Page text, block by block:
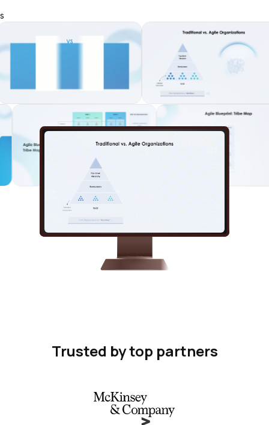
s
Trusted by top partners